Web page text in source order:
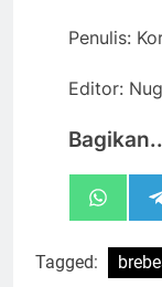
Penulis:
Editor:
Share
on
Tagged: